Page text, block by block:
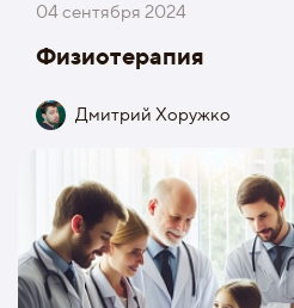
04 сентября 2024
Физиотерапия
Дмитрий Хоружко